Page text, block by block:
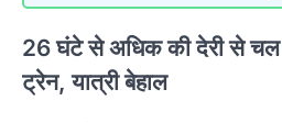
26 घंटे से अधिक की देरी से चल
ट्रेन, यात्री बेहाल